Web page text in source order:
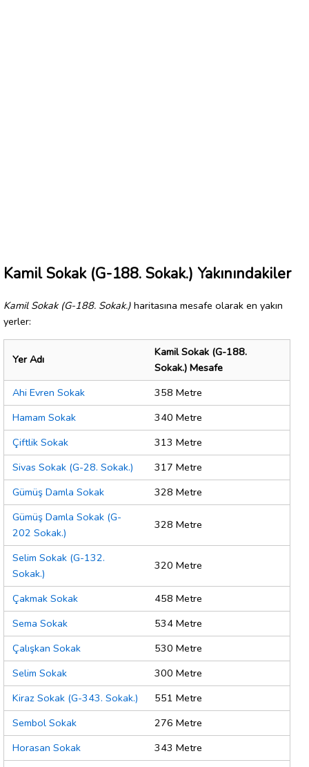
Kamil Sokak (G-188. Sokak.) Yakınındakiler
Kamil Sokak (G-188. Sokak.) haritasına mesafe olarak en yakın
yerler:
Yer Adı
Kamil Sokak (G-188.
Sokak.) Mesafe
Ahi Evren Sokak
358 Metre
Hamam Sokak
340 Metre
Çiftlik Sokak
313 Metre
Sivas Sokak (G-28. Sokak.)
317 Metre
Gümüş Damla Sokak
328 Metre
Gümüş Damla Sokak (G-
202 Sokak.)
328 Metre
Selim Sokak (G-132.
Sokak.)
320 Metre
Çakmak Sokak
458 Metre
Sema Sokak
534 Metre
Çalışkan Sokak
530 Metre
Selim Sokak
300 Metre
Kiraz Sokak (G-343. Sokak.)
551 Metre
Sembol Sokak
276 Metre
Horasan Sokak
343 Metre